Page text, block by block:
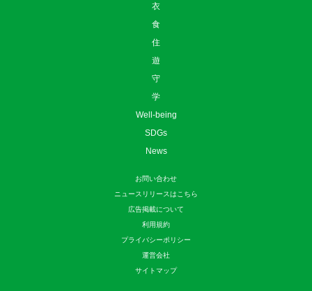
衣
食
住
遊
守
学
Well-being
SDGs
News
お問い合わせ
ニュースリリースはこちら
広告掲載について
利用規約
プライバシーポリシー
運営会社
サイトマップ